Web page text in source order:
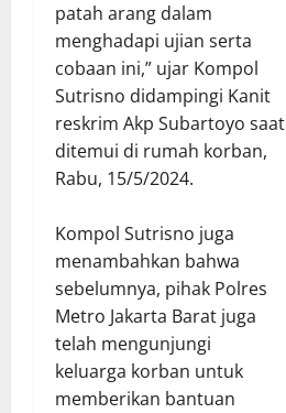
patah arang dalam
menghadapi ujian serta
cobaan ini,” ujar Kompol
Sutrisno didampingi Kanit
reskrim Akp Subartoyo saat
ditemui di rumah korban,
Rabu, 15/5/2024.
Kompol Sutrisno juga
menambahkan bahwa
sebelumnya, pihak Polres
Metro Jakarta Barat juga
telah mengunjungi
keluarga korban untuk
memberikan bantuan